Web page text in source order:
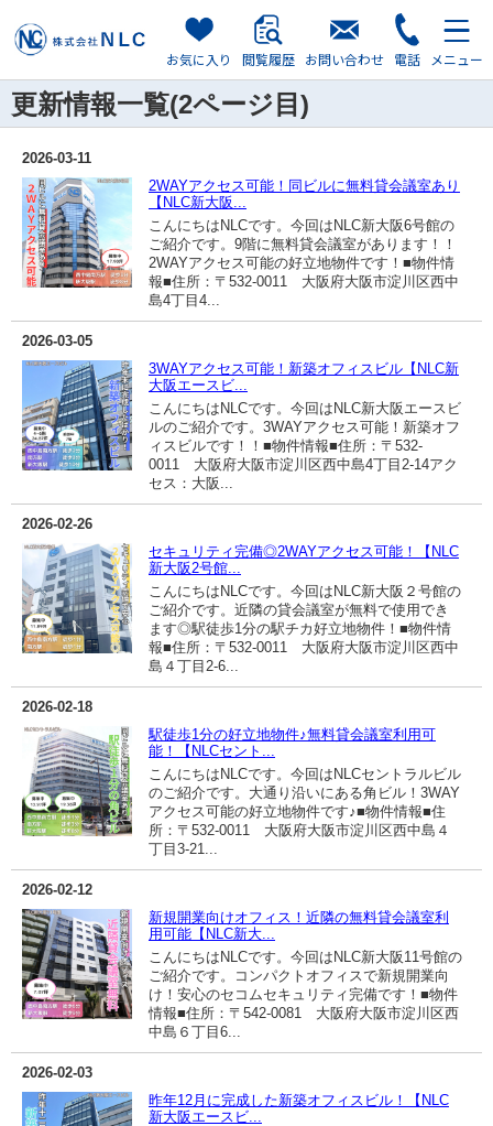
お気に入り 閲覧履歴 お問い合わせ 電話 メニュー
更新情報一覧(2ページ目)
2026-03-11
2WAYアクセス可能！同ビルに無料貸会議室あり
【NLC新大阪...
こんにちはNLCです。今回はNLC新大阪6号館の
ご紹介です。9階に無料貸会議室があります！！
2WAYアクセス可能の好立地物件です！■物件情
報■住所：〒532-0011 大阪府大阪市淀川区西中
島4丁目4...
2026-03-05
3WAYアクセス可能！新築オフィスビル【NLC新
大阪エースビ...
こんにちはNLCです。今回はNLC新大阪エースビ
ルのご紹介です。3WAYアクセス可能！新築オフ
ィスビルです！！■物件情報■住所：〒532-
0011 大阪府大阪市淀川区西中島4丁目2-14アク
セス：大阪...
2026-02-26
セキュリティ完備◎2WAYアクセス可能！【NLC
新大阪2号館...
こんにちはNLCです。今回はNLC新大阪２号館の
ご紹介です。近隣の貸会議室が無料で使用でき
ます◎駅徒歩1分の駅チカ好立地物件！■物件情
報■住所：〒532-0011 大阪府大阪市淀川区西中
島４丁目2-6...
2026-02-18
駅徒歩1分の好立地物件♪無料貸会議室利用可
能！【NLCセント...
こんにちはNLCです。今回はNLCセントラルビル
のご紹介です。大通り沿いにある角ビル！3WAY
アクセス可能の好立地物件です♪■物件情報■住
所：〒532-0011 大阪府大阪市淀川区西中島４
丁目3-21...
2026-02-12
新規開業向けオフィス！近隣の無料貸会議室利
用可能【NLC新大...
こんにちはNLCです。今回はNLC新大阪11号館の
ご紹介です。コンパクトオフィスで新規開業向
け！安心のセコムセキュリティ完備です！■物件
情報■住所：〒542-0081 大阪府大阪市淀川区西
中島６丁目6...
2026-02-03
昨年12月に完成した新築オフィスビル！【NLC
新大阪エースビ...